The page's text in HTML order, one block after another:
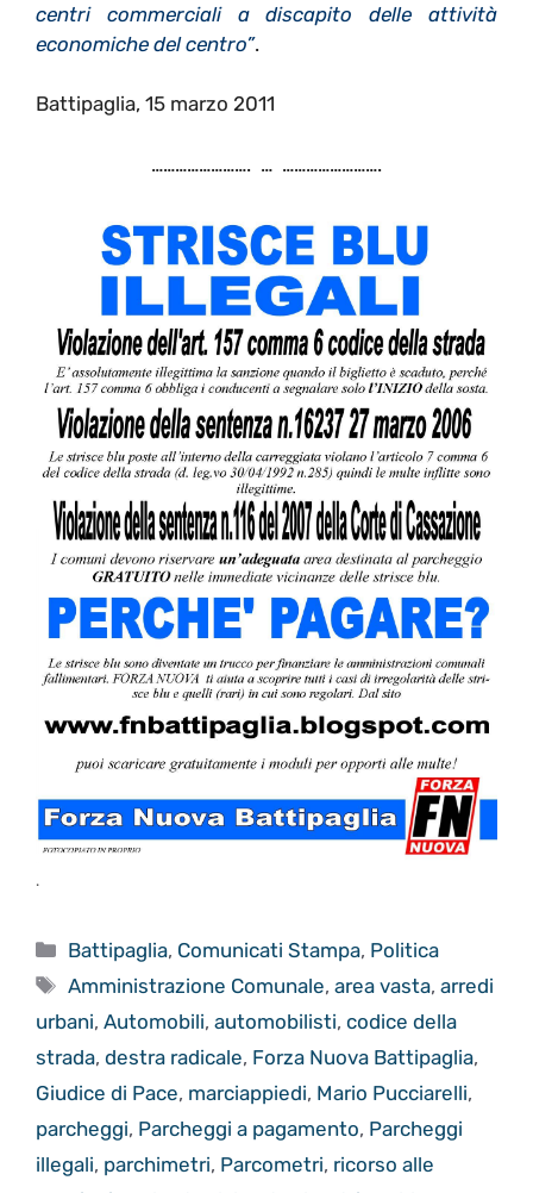
centri commerciali a discapito delle attività
economiche del centro”.
Battipaglia, 15 marzo 2011
……………………. … …………………….
.
Categorie
Battipaglia, Comunicati Stampa, Politica
Tag
Amministrazione Comunale,area vasta,arredi
urbani, Automobili, automobilisti, codice della
strada, destra radicale, Forza Nuova Battipaglia,
Giudice di Pace, marciappiedi, Mario Pucciarelli,
parcheggi, Parcheggi a pagamento, Parcheggi
illegali, parchimetri, Parcometri, ricorso alle